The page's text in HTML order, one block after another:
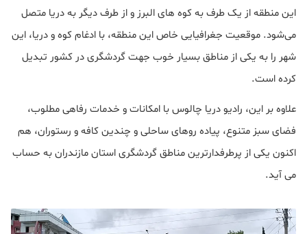
این منطقه از یک طرف به کوه‌ های البرز و از طرف دیگر به دریا متصل
می‌شود. موقعیت جغرافیایی خاص این منطقه، با ادغام کوه و دریا، این
شهر را به یکی از مناطق بسیار خوب جهت گردشگری در کشور تبدیل
کرده است.
علاوه بر این، رادیو دریا چالوس با امکانات و خدمات رفاهی مطلوب،
فضای سبز متنوع، پیاده‌ روهای ساحلی و چندین کافه و رستوران‌، هم
اکنون یکی از پرطرفدارترین مناطق گردشگری استان مازندران به حساب
می آید.